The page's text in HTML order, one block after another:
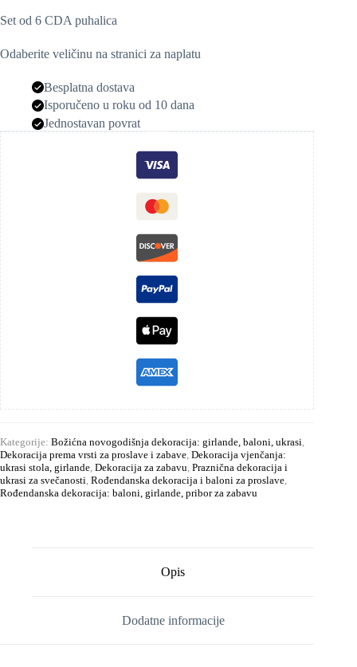
Set od 6 CDA puhalica
Odaberite veličinu na stranici za naplatu
Besplatna dostava
Isporučeno u roku od 10 dana
Jednostavan povrat
Kategorije: Božićna novogodišnja dekoracija: girlande, baloni, ukrasi,
Dekoracija prema vrsti za proslave i zabave, Dekoracija vjenčanja:
ukrasi stola, girlande, Dekoracija za zabavu, Praznična dekoracija i
ukrasi za svečanosti, Rođendanska dekoracija i baloni za proslave,
Rođendanska dekoracija: baloni, girlande, pribor za zabavu
Opis
Dodatne informacije